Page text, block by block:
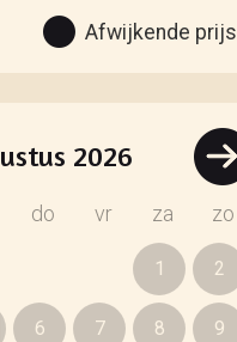
Afwijkende prijs
2026
do vr za zo
1 2
6 7 8 9